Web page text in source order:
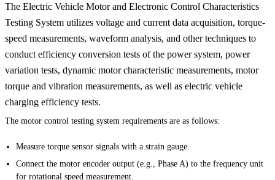
The Electric Vehicle Motor and Electronic Control Characteristics
Testing System utilizes voltage and current data acquisition, torque-
speed measurements, waveform analysis, and other techniques to
conduct efficiency conversion tests of the power system, power
variation tests, dynamic motor characteristic measurements, motor
torque and vibration measurements, as well as electric vehicle
charging efficiency tests.
The motor control testing system requirements are as follows:
Measure torque sensor signals with a strain gauge.
Connect the motor encoder output (e.g., Phase A) to the frequency unit
for rotational speed measurement.